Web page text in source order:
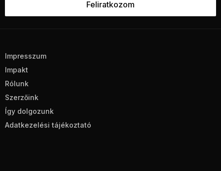
Impresszum
Impakt
Rólunk
Szerzőink
Így dolgozunk
Adatkezelési tájékoztató